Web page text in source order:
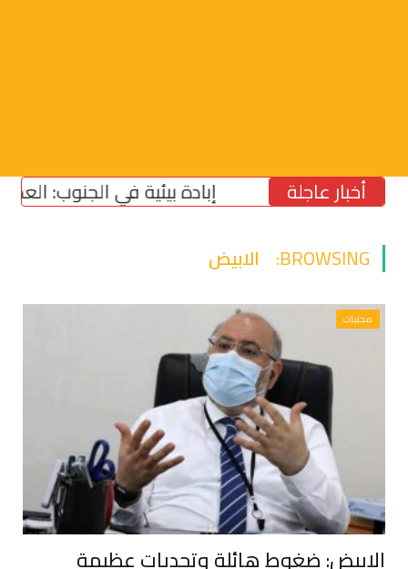
أخبار عاجلة إبادة بيئية في الجنوب: العدو يسرق
BROWSING: الابيض
محليات
الابيض: ضغوط هائلة وتحديات عظيمة